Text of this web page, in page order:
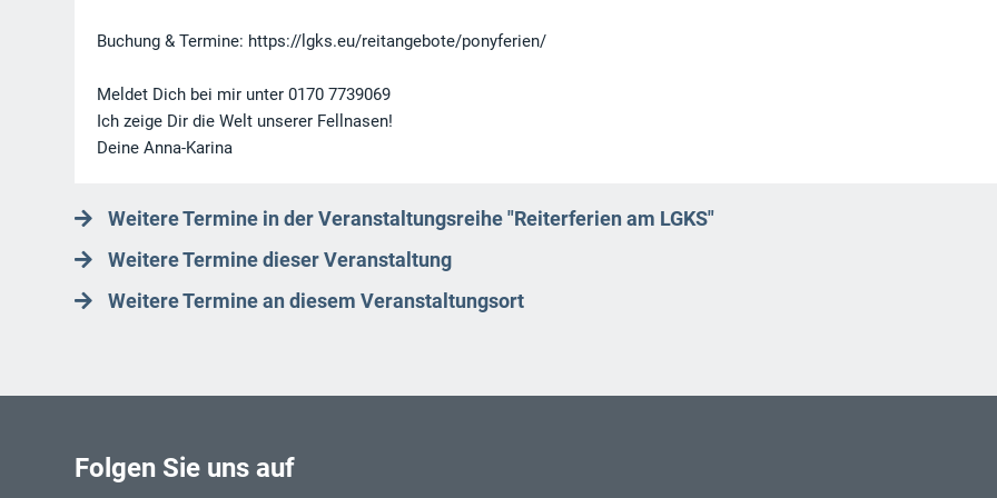
Buchung & Termine: https://lgks.eu/reitangebote/ponyferien/
Meldet Dich bei mir unter 0170 7739069
Ich zeige Dir die Welt unserer Fellnasen!
Deine Anna-Karina
Weitere Termine in der Veranstaltungsreihe "Reiterferien am LGKS"
Weitere Termine dieser Veranstaltung
Weitere Termine an diesem Veranstaltungsort
Folgen Sie uns auf